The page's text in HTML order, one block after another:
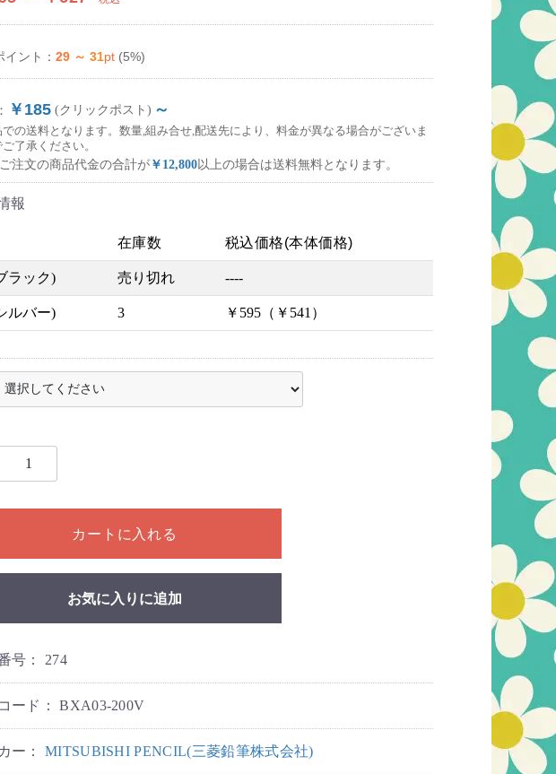
イント： 29 ～ 31pt (5%)
￥185 (クリックポスト) ～
の送料となります。数量,組み合せ,配送先により、料金が異なる場合がございま
了承ください。
注文の商品代金の合計が ￥12,800以上の場合は送料無料となります。
報
在庫数 税込価格(本体価格)
ラック) 売り切れ ----
ルバー) 3 ￥595（￥541）
上の数量を入力してください
カートに入れる
お気に入りに追加
号： 274
ード：BXA03-200V
ー： MITSUBISHI PENCIL(三菱鉛筆株式会社)